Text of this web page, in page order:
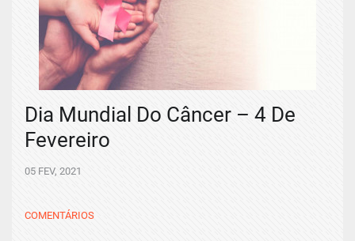
Dia Mundial Do Câncer – 4 De
Fevereiro
05 FEV, 2021
COMENTÁRIOS